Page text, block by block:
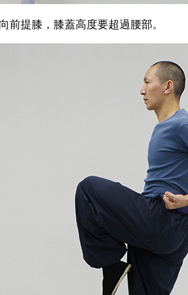
前提膝，膝蓋高度要超過腰部。